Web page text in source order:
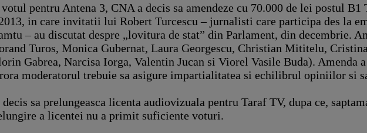
pentru Antena 3, CNA a decis sa amendeze cu 70.000 de lei postul
in care invitatii lui Robert Turcescu – jurnalisti care participa des la
– au discutat despre „lovitura de stat” din Parlament, din decembrie.
Turos, Monica Gubernat, Laura Georgescu, Christian Mititelu,
Gabrea, Narcisa Iorga, Valentin Jucan si Viorel Vasile Buda). Amenda
moderatorul trebuie sa asigure impartialitatea si echilibrul opiniilor si
sa prelungeasca licenta audiovizuala pentru Taraf TV, dupa ce,
a licentei nu a primit suficiente voturi.